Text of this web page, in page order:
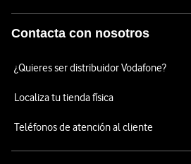
Contacta con nosotros
¿Quieres ser distribuidor Vodafone?
Localiza tu tienda física
Teléfonos de atención al cliente